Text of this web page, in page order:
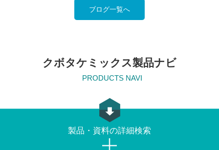
ブログ一覧へ
クボタケミックス製品ナビ
PRODUCTS NAVI
製品・資料の詳細検索